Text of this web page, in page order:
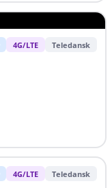
4G/LTE Teledansk
4G/LTE Teledansk